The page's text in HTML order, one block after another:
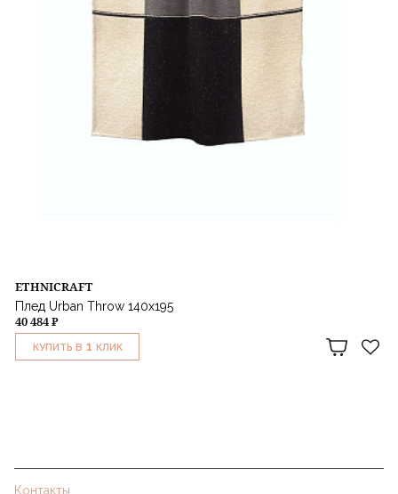
ETHNICRAFT
Плед Urban Throw 140х195
40 484 ₽
КУПИТЬ В 1 КЛИК
Контакты